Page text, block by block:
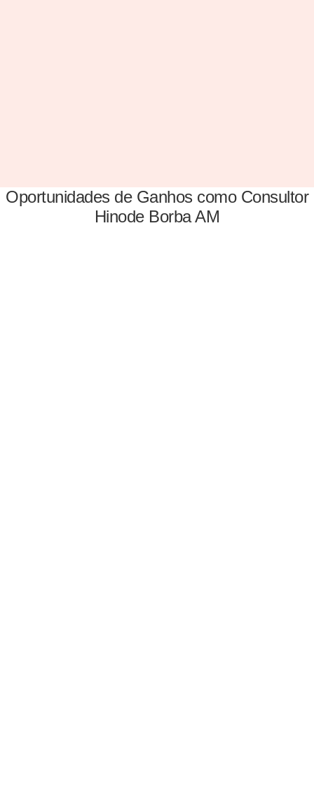
Oportunidades de Ganhos como Consultor
Hinode Borba AM